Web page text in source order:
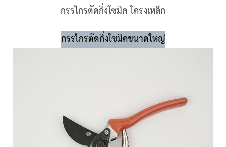
กรรไกรตัดกิ่งโซมิค โครงเหล็ก
กรรไกรตัดกิ่งโซมิคขนาดใหญ่